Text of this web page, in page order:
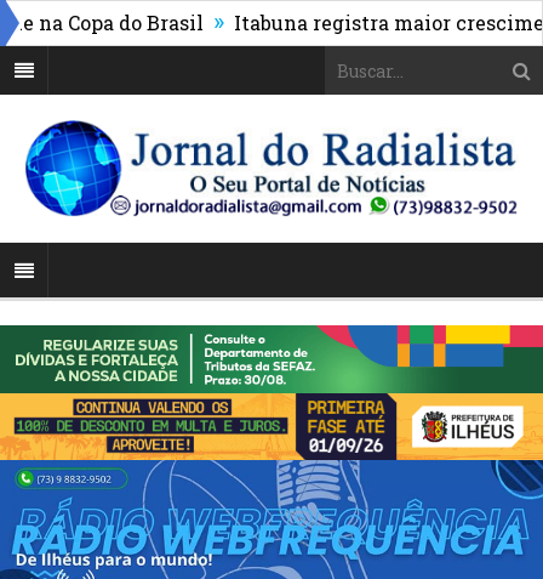
Copa do Brasil » Itabuna registra maior crescimento